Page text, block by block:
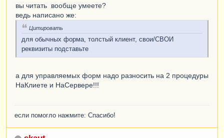
вы читать вообще умеете?
ведь написано же:
Цитировать
для обычных форма, толстый клиент, свои/СВОИ
реквизиты подставьте
а для управляемых форм надо разносить на 2 процедуры
НаКлиете и НаСервере!!!
если помогло нажмите: Спасибо!